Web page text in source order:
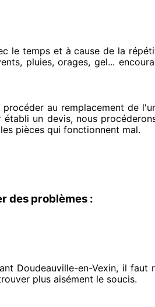
le temps et à cause de la
pluies, orages, gel...
procéder au remplacement de
établi un devis, nous
pièces qui fonctionnent mal.
des problèmes :
Doudeauville-en-Vexin, il faut
plus aisément le soucis.